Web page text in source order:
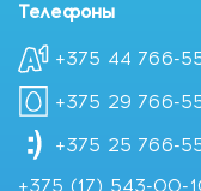
Телефоны
+375 44 766-
+375 29 766-
+375 25 766-
+375 (17) 543-00-